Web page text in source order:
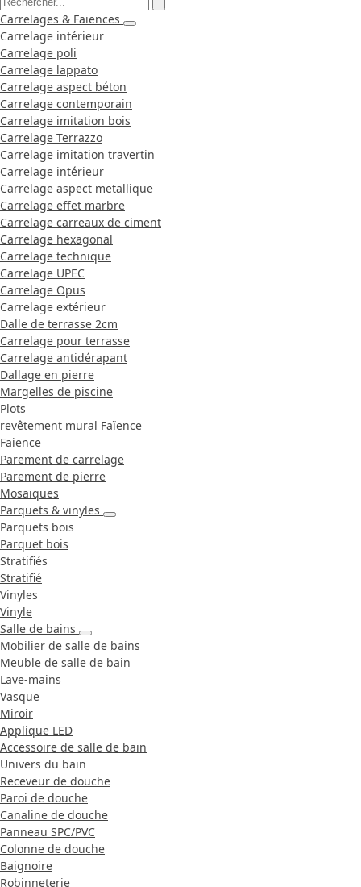
Carrelages & Faiences
Carrelage intérieur
Carrelage poli
Carrelage lappato
Carrelage aspect béton
Carrelage contemporain
Carrelage imitation bois
Carrelage Terrazzo
Carrelage imitation travertin
Carrelage intérieur
Carrelage aspect metallique
Carrelage effet marbre
Carrelage carreaux de ciment
Carrelage hexagonal
Carrelage technique
Carrelage UPEC
Carrelage Opus
Carrelage extérieur
Dalle de terrasse 2cm
Carrelage pour terrasse
Carrelage antidérapant
Dallage en pierre
Margelles de piscine
Plots
revêtement mural Faïence
Faience
Parement de carrelage
Parement de pierre
Mosaiques
Parquets & vinyles
Parquets bois
Parquet bois
Stratifiés
Stratifié
Vinyles
Vinyle
Salle de bains
Mobilier de salle de bains
Meuble de salle de bain
Lave-mains
Vasque
Miroir
Applique LED
Accessoire de salle de bain
Univers du bain
Receveur de douche
Paroi de douche
Canaline de douche
Panneau SPC/PVC
Colonne de douche
Baignoire
Robinneterie